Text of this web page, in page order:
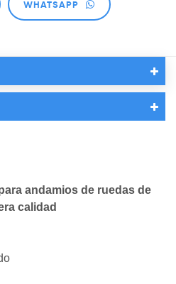
WHATSAPP
andamios de ruedas de
calidad